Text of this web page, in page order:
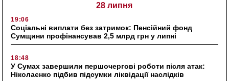
28 липня
19:06
Соціальні виплати без затримок: Пенсійний фонд
Сумщини профінансував 2,5 млрд грн у липні
18:48
У Сумах завершили першочергові роботи після атак:
Ніколаєнко підбив підсумки ліквідації наслідків